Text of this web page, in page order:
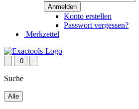
Konto erstellen
Passwort vergessen?
Merkzettel
0
Suche
Alle